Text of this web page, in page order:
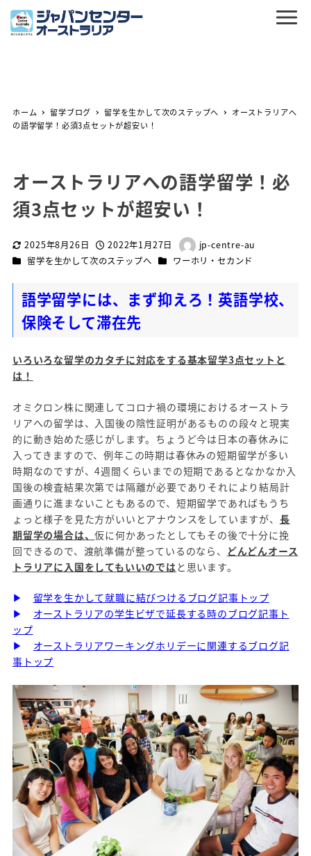
ホーム 留学ブログ 留学を生かして次のステップへ
オーストラリアへ
の語学留学！必須3点セットが超安い！
オーストラリアへの語学留学！必
須3点セットが超安い！
更新日2025年8月26日 投稿日2022年1月27日
著
者
jp-centre-au
カテゴリー
留学を生かして次のステップへ カテゴリー
ワーホリ・セカンド
語学留学には、まず抑えろ！英語学校、
保険そして滞在先
いろいろな留学のカタチに対応をする基本留学3点セットと
は！
オミクロン株に関連してコロナ禍の環境におけるオーストラ
リアへの留学は、入国後の陰性証明があるものの段々と現実
的に動き始めた感じがします。ちょうど今は日本の春休みに
入ってきますので、例年この時期は春休みの短期留学が多い
時期なのですが、4週間くらいまでの短期であるとなかなか入
国後の検査結果次第では隔離が必要でありそれにより結局計
画通りに進まないこともあるので、短期留学であればもうち
ょっと様子を見た方がいいとアナウンスをしていますが、 長
期留学の場合は、仮に何かあったとしてもその後で十分に挽
回できるので、渡航準備が整っているのなら、
どんどんオース
トラリアに入国をしてもいいのでは と思います。
▶
留学を生かして就職に結びつけるブログ記事トップ
▶
オーストラリアの学生ビザで延長する時のブログ記事ト
ップ
▶
オーストラリアワーキングホリデーに関連するブログ記
事トップ